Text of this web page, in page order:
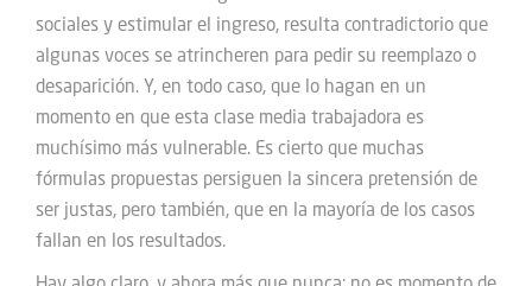
sociales y estimular el ingreso, resulta contradictorio que
algunas voces se atrincheren para pedir su reemplazo o
desaparición. Y, en todo caso, que lo hagan en un
momento en que esta clase media trabajadora es
muchísimo más vulnerable. Es cierto que muchas
fórmulas propuestas persiguen la sincera pretensión de
ser justas, pero también, que en la mayoría de los casos
fallan en los resultados.